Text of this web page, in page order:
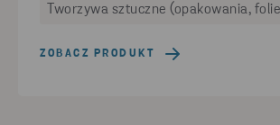
Tworzywa sztuczne (opakowania,
ZOBACZ PRODUKT